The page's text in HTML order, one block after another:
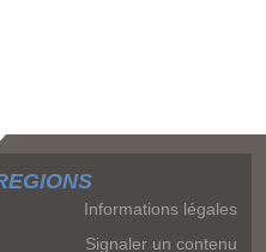
Informations légales
Signaler un contenu